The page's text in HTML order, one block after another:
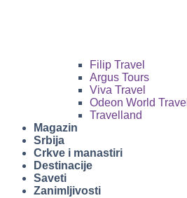
Filip Travel
Argus Tours
Viva Travel
Odeon World Travel
Travelland
Magazin
Srbija
Crkve i manastiri
Destinacije
Saveti
Zanimljivosti